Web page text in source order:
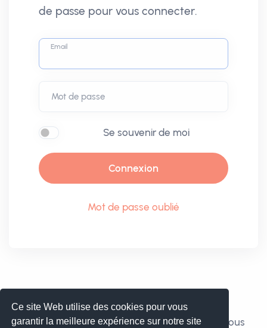
Ce site Web utilise des cookies pour vous
garantir la meilleure expérience sur notre site
de passe pour vous connecter.
Email
Mot de passe
Se souvenir de moi
Connexion
Mot de passe oublié
© 2012 - 2026 DME Communication - Avoloi. Tous